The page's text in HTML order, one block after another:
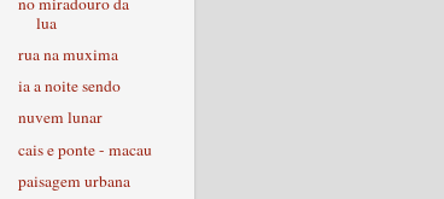
lua
rua na muxima
ia a noite sendo
nuvem lunar
cais e ponte - macau
paisagem urbana